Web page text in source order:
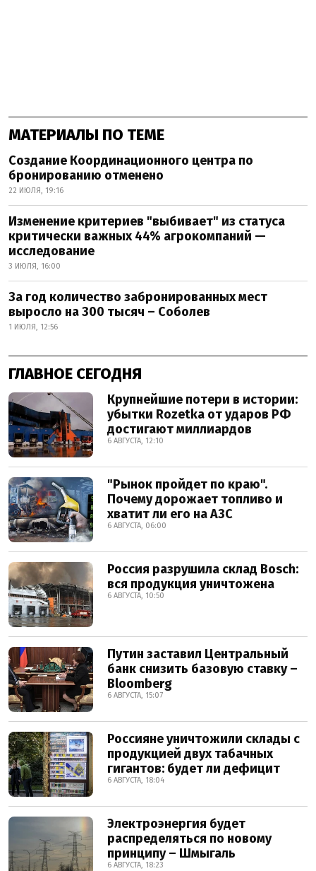
МАТЕРИАЛЫ ПО ТЕМЕ
Создание Координационного центра по
бронированию отменено
22 ИЮЛЯ, 19:16
Изменение критериев "выбивает" из статуса
критически важных 44% агрокомпаний —
исследование
3 ИЮЛЯ, 16:00
За год количество забронированных мест
выросло на 300 тысяч – Соболев
1 ИЮЛЯ, 12:56
ГЛАВНОЕ СЕГОДНЯ
Крупнейшие потери в истории:
убытки Rozetka от ударов РФ
достигают миллиардов
6 АВГУСТА, 12:10
"Рынок пройдет по краю".
Почему дорожает топливо и
хватит ли его на АЗС
6 АВГУСТА, 06:00
Россия разрушила склад Bosch:
вся продукция уничтожена
6 АВГУСТА, 10:50
Путин заставил Центральный
банк снизить базовую ставку –
Bloomberg
6 АВГУСТА, 15:07
Россияне уничтожили склады с
продукцией двух табачных
гигантов: будет ли дефицит
6 АВГУСТА, 18:04
Электроэнергия будет
распределяться по новому
принципу – Шмыгаль
6 АВГУСТА, 18:23